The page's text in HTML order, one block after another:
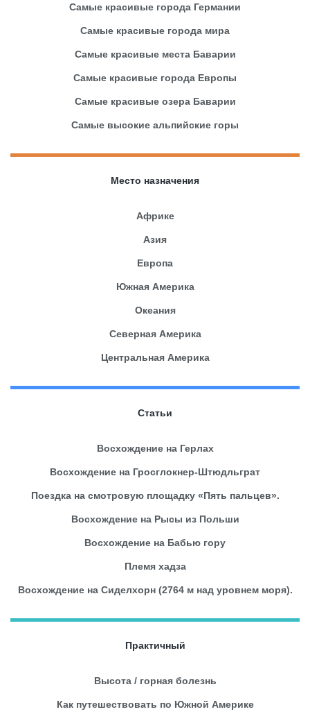
Самые красивые города Германии
Самые красивые города мира
Самые красивые места Баварии
Самые красивые города Европы
Самые красивые озера Баварии
Самые высокие альпийские горы
Место назначения
Африке
Азия
Европа
Южная Америка
Океания
Северная Америка
Центральная Америка
Статьи
Восхождение на Герлах
Восхождение на Гросглокнер-Штюдльграт
Поездка на смотровую площадку «Пять пальцев».
Восхождение на Рысы из Польши
Восхождение на Бабью гору
Племя хадза
Восхождение на Сиделхорн (2764 м над уровнем моря).
Практичный
Высота / горная болезнь
Как путешествовать по Южной Америке